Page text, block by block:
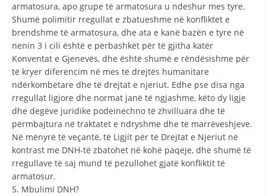
armatosura, apo grupe të armatosura u ndeshur mes tyre.
Shumë polimitir rregullat e zbatueshme në konfliktet e
brendshme të armatosura, dhe ata e kanë bazën e tyre në
nenin 3 i cili është e përbashkët për të gjitha katër
Konventat e Gjenevës, dhe është shumë e rëndësishme për
të kryer diferencim në mes të drejtës humanitare
ndërkombëtare dhe të drejtat e njeriut. Edhe pse disa nga
rregullat ligjore dhe normat janë të ngjashme, këto dy ligje
dhe degëve juridike podeinechno të zhvilluara dhe të
përmbajtura në traktatet e ndryshme dhe të marrëveshjeve.
Në mënyrë të veçantë, të Ligjit për të Drejtat e Njeriut në
kontrast me DNH-të zbatohet në kohë paqeje, dhe shumë të
rregullave të saj mund të pezullohet gjatë konfliktit të
armatosur.
5. Mbulimi DNH?